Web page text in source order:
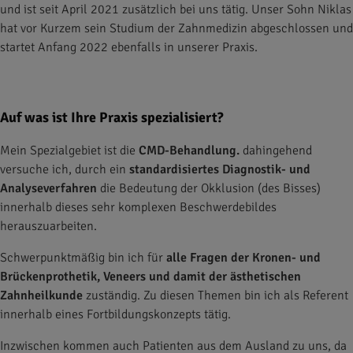
und ist seit April 2021 zusätzlich bei uns tätig. Unser Sohn Niklas
hat vor Kurzem sein Studium der Zahnmedizin abgeschlossen und
startet Anfang 2022 ebenfalls in unserer Praxis.
Auf was ist Ihre Praxis spezialisiert?
Mein Spezialgebiet ist die CMD-Behandlung. dahingehend
versuche ich, durch ein standardisiertes Diagnostik- und
Analyseverfahren die Bedeutung der Okklusion (des Bisses)
innerhalb dieses sehr komplexen Beschwerdebildes
herauszuarbeiten.
Schwerpunktmäßig bin ich für alle Fragen der Kronen- und
Brückenprothetik, Veneers und damit der ästhetischen
Zahnheilkunde zuständig. Zu diesen Themen bin ich als Referent
innerhalb eines Fortbildungskonzepts tätig.
Inzwischen kommen auch Patienten aus dem Ausland zu uns, da